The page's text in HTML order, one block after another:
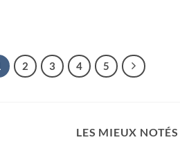
2 3 4 5
LES MIEUX NOTÉS